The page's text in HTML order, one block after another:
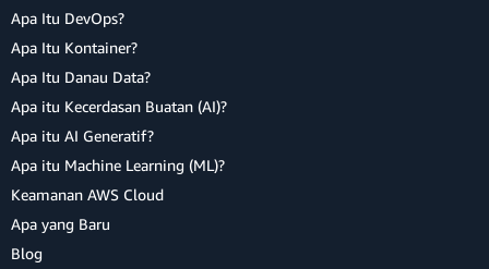
Apa Itu DevOps?
Apa Itu Kontainer?
Apa Itu Danau Data?
Apa itu Kecerdasan Buatan (AI)?
Apa itu AI Generatif?
Apa itu Machine Learning (ML)?
Keamanan AWS Cloud
Apa yang Baru
Blog